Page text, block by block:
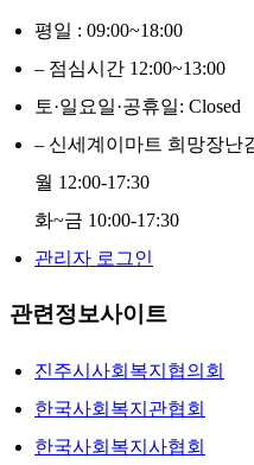
평일 : 09:00~18:00
– 점심시간 12:00~13:00
토·일요일·공휴일: Closed
– 신세계이마트 희망장난
월 12:00-17:30
화~금 10:00-17:30
관리자 로그인
관련정보사이트
진주시사회복지협의회
한국사회복지관협회
한국사회복지사협회